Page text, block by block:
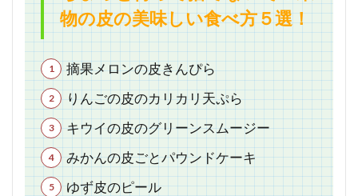
物の皮の美味しい食べ方５選！
摘果メロンの皮きんぴら
りんごの皮のカリカリ天ぷら
キウイの皮のグリーンスムージー
みかんの皮ごとパウンドケーキ
ゆず皮のピール